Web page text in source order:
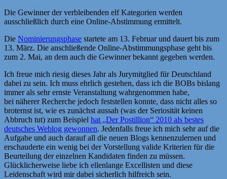
Die Gewinner der verbleibenden elf Kategorien werden
ausschließlich durch eine Online-Abstimmung ermittelt.
Die Nominierungsphase startete am 13. Februar und dauert bis zum
13. März. Die anschließende Online-Abstimmungsphase geht bis
zum 2. Mai, an dem auch die Gewinner bekannt gegeben werden.
Ich freue mich riesig dieses Jahr als Jurymitglied für Deutschland
dabei zu sein. Ich muss ehrlich gestehen, dass ich die BOBs bislang
immer als sehr ernste Veranstaltung wahrgenommen habe,
bei näherer Recherche jedoch feststellen konnte, dass nicht alles so
broternst ist, wie es zunächst aussah (was der Seriosität keinen
Abbruch tut) zum Beispiel hat „Der Postillion“ 2010 als bestes
deutsches Weblog gewonnen. Jedenfalls freue ich mich sehr auf die
Aufgabe und auch darauf all die neuen Blogs kennenzulernen und
erschauderte ein wenig bei der Vorstellung valide Kriterien für die
Beurteilung der einzelnen Kandidaten finden zu müssen.
Glücklicherweise liebe ich ellenlange Excellisten und diese
Leidenschaft wird mir dabei sicherlich hilfreich sein.